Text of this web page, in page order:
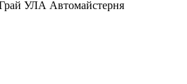
УЛА Автомайстерня